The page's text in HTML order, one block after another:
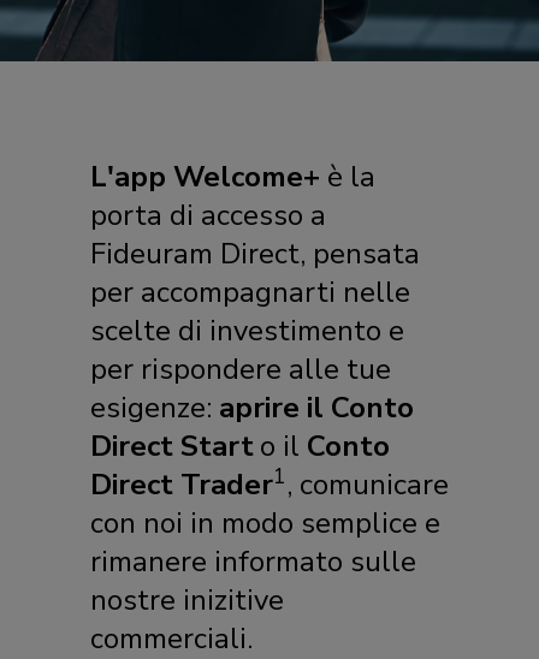
L'app Welcome+ è la
porta di accesso a
Fideuram Direct, pensata
per accompagnarti nelle
scelte di investimento e
per rispondere alle tue
esigenze: aprire il Conto
Direct Starto il Conto
Direct Trader1, comunicare
con noi in modo semplice e
rimanere informato sulle
nostre inizitive
commerciali.